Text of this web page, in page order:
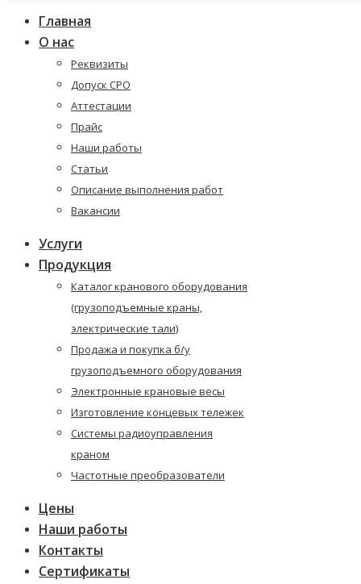
Главная
О нас
Реквизиты
Допуск СРО
Аттестации
Прайс
Наши работы
Статьи
Описание выполнения работ
Вакансии
Услуги
Продукция
Каталог кранового оборудования
(грузоподъемные краны,
электрические тали)
Продажа и покупка б/у
грузоподъемного оборудования
Электронные крановые весы
Изготовление концевых тележек
Системы радиоуправления
краном
Частотные преобразователи
Цены
Наши работы
Контакты
Сертификаты